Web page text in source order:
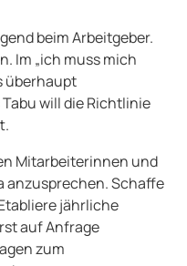
beim Arbeitgeber.
Im „ich muss mich
überhaupt
will die Richtlinie
Mitarbeiterinnen und
anzusprechen. Schaffe
jährliche
auf Anfrage
zum